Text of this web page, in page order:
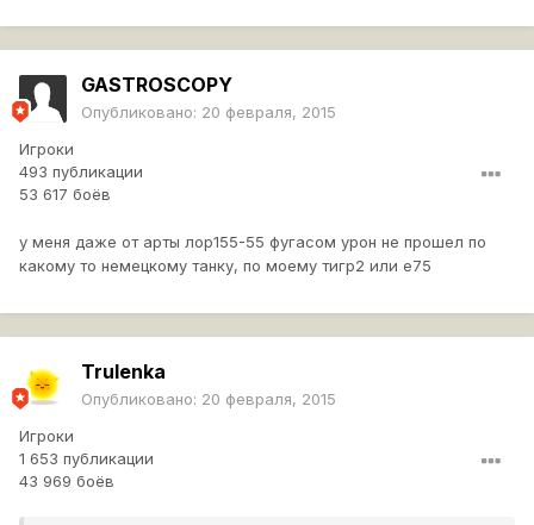
GASTROSCOPY
Опубликовано: 20 февраля, 2015
Игроки
493 публикации
53 617 боёв
у меня даже от арты лор155-55 фугасом урон не прошел по
какому то немецкому танку, по моему тигр2 или е75
Trulenka
Опубликовано: 20 февраля, 2015
Игроки
1 653 публикации
43 969 боёв